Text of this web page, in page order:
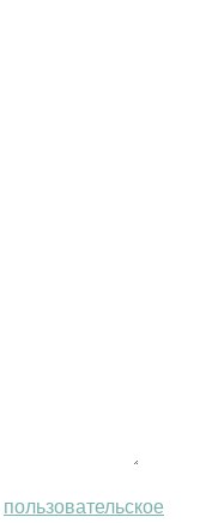
пользовательское